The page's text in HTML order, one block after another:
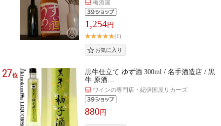
梅酒屋
1,254円
(1)
27位
黒牛仕立て ゆず酒 300ml / 名手酒造店 / 黒
牛 原酒…
ワインの専門店・紀伊国屋リカーズ
880円